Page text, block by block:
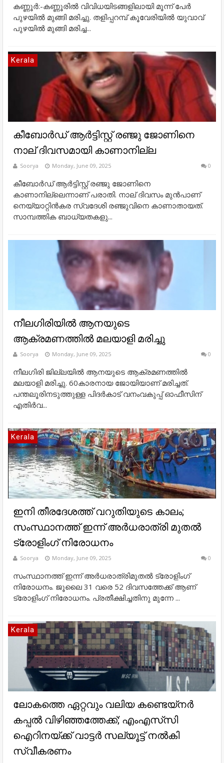
കണ്ണൂർ:-കണ്ണൂരില്‍ വിവിധയിടങ്ങളിലായി മൂന്ന് പേര്‍
പുഴയില്‍ മുങ്ങി മരിച്ചു. തളിപ്പറമ്പ് കൂവേരിയില്‍ യുവാവ്
പുഴയില്‍ മുങ്ങി മരിച്ച...
Kerala
കീബോർഡ് ആർട്ടിസ്റ്റ് രഞ്ജു ജോണിനെ
നാല് ദിവസമായി കാണാനില്ല
Soorya Monday, June 09, 2025 0
കീബോർഡ് ആർട്ടിസ്റ്റ് രഞ്ജു ജോണിനെ
കാണാനില്ലെന്നാണ് പരാതി. നാല് ദിവസം മുൻപാണ്
നെയ്യാറ്റിൻകര സ്വദേശി രഞ്ജുവിനെ കാണാതായത്.
സാമ്പത്തിക ബാധ്യതകളു...
നീലഗിരിയില്‍ ആനയുടെ
ആക്രമണത്തില്‍ മലയാളി മരിച്ചു
Soorya Monday, June 09, 2025 0
നീലഗിരി ജില്ലയില്‍ ആനയുടെ ആക്രമണത്തില്‍
മലയാളി മരിച്ചു. 60കാരനായ ജോയിയാണ് മരിച്ചത്.
പന്തലൂരിനടുത്തുള്ള പിദര്‍കാട് വനംവകുപ്പ് ഓഫീസിന്
എതിര്‍വ...
Kerala
ഇനി തീരദേശത്ത് വറുതിയുടെ കാലം;
സംസ്ഥാനത്ത് ഇന്ന് അർധരാത്രി മുതൽ
ട്രോളിംഗ് നിരോധനം
Soorya Monday, June 09, 2025 0
സംസ്ഥാനത്ത് ഇന്ന് അർധരാത്രിമുതൽ ട്രോളിംഗ്
നിരോധനം. ജൂലൈ 31 വരെ 52 ദിവസത്തേക്ക് ആണ്
ട്രോളിംഗ് നിരോധനം. പ്രതീക്ഷിച്ചതിനു മുന്നേ ...
Kerala
ലോകത്തെ ഏറ്റവും വലിയ കണ്ടെയ്നർ
കപ്പൽ വിഴിഞ്ഞത്തേക്ക്; എംഎസ്‍സി
ഐറിനയ്ക്ക് വാട്ടർ സല്യൂട്ട് നൽകി
സ്വീകരണം